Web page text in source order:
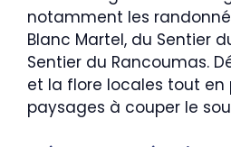
notamment les
Blanc Martel, du Sentier
Sentier du Rancoumas.
et la flore locales tout
paysages à couper le